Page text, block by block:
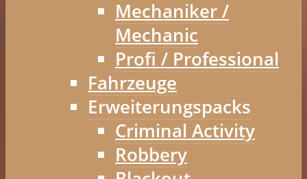
Mechaniker /
Mechanic
Profi / Professional
Fahrzeuge
Erweiterungspacks
Criminal Activity
Robbery